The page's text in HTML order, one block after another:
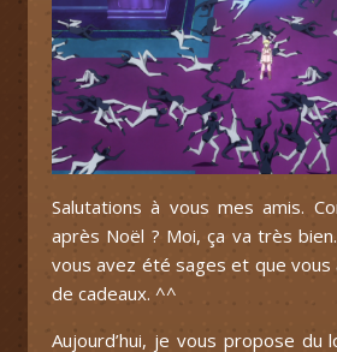
Salutations à vous mes amis.
après Noël ? Moi, ça va très
vous avez été sages et que vous
de cadeaux. ^^
Aujourd’hui, je vous propose